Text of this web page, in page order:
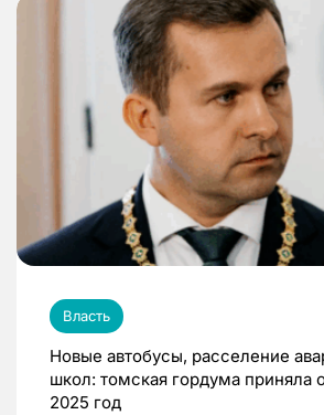
Власть
Новые автобусы, расселение
школ: томская гордума приняла
2025 год